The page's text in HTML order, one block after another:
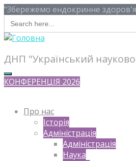
"Збережемо ендокринне здоров'я
Search
for:
ДНП "Український
КОНФЕРЕНЦІЯ 2026
Про нас
Історія
Адміністрація
Адміністрація
Наука